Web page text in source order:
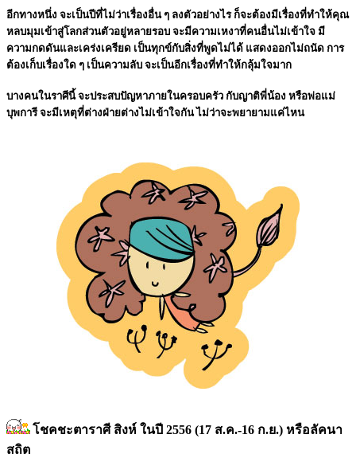
อีกทางหนึ่ง จะเป็นปีที่ไม่ว่าเรื่องอื่น ๆ ลงตัวอย่างไร ก็จะต้องมีเรื่องที่ทำให้คุณ
หลบมุมเข้าสู่โลกส่วนตัวอยู่หลายรอบ จะมีความเหงาที่คนอื่นไม่เข้าใจ มี
ความกดดันและเคร่งเครียด เป็นทุกข์กับสิ่งที่พูดไม่ได้ แสดงออกไม่ถนัด การ
ต้องเก็บเรื่องใด ๆ เป็นความลับ จะเป็นอีกเรื่องที่ทำให้กลุ้มใจมาก
บางคนในราศีนี้ จะประสบปัญหาภายในครอบครัว กับญาติพี่น้อง หรือพ่อแม่
บุพการี จะมีเหตุที่ต่างฝ่ายต่างไม่เข้าใจกัน ไม่ว่าจะพยายามแค่ไหน
โชคชะตาราศี สิงห์ ในปี 2556 (17 ส.ค.-16 ก.ย.) หรือลัคนา
สถิต